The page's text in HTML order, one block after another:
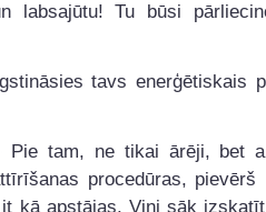
labsajūtu! Tu būsi
tavs enerģētiskais
Pie tam, ne tikai ārēji, bet
procedūras, pievērš
kā apstājas. Viņi sāk